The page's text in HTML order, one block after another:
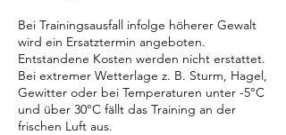
Bei Trainingsausfall infolge höherer Gewalt
wird ein Ersatztermin angeboten.
Entstandene Kosten werden nicht erstattet.
Bei extremer Wetterlage z. B. Sturm, Hagel,
Gewitter oder bei Temperaturen unter -5°C
und über 30°C fällt das Training an der
frischen Luft aus.